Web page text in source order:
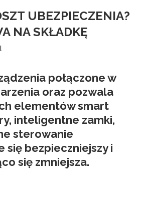
UBEZPIECZENIA?
NA SKŁADKĘ
połączone w
oraz pozwala
elementów smart
inteligentne zamki,
sterowanie
się bezpieczniejszy i
się zmniejsza.